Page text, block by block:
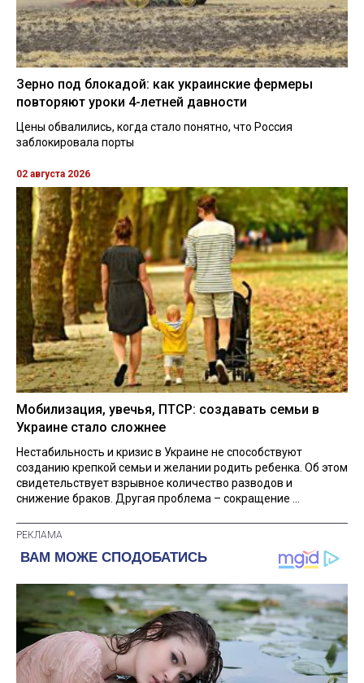
Зерно под блокадой: как украинские фермеры
повторяют уроки 4-летней давности
Цены обвалились, когда стало понятно, что Россия
заблокировала порты
02 августа 2026
Мобилизация, увечья, ПТСР: создавать семьи в
Украине стало сложнее
Нестабильность и кризис в Украине не способствуют
созданию крепкой семьи и желании родить ребенка. Об этом
свидетельствует взрывное количество разводов и
снижение браков. Другая проблема – сокращение ...